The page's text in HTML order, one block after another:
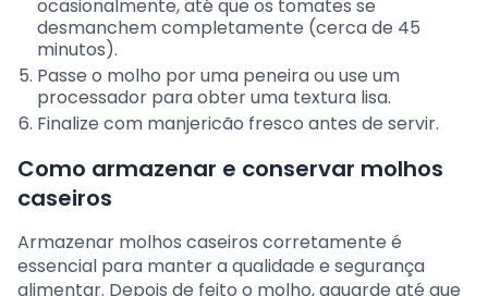
ocasionalmente, até que os tomates se
desmanchem completamente (cerca de 45
minutos).
Passe o molho por uma peneira ou use um
processador para obter uma textura lisa.
Finalize com manjericão fresco antes de servir.
Como armazenar e conservar molhos
caseiros
Armazenar molhos caseiros corretamente é
essencial para manter a qualidade e segurança
alimentar. Depois de feito o molho, aguarde até que